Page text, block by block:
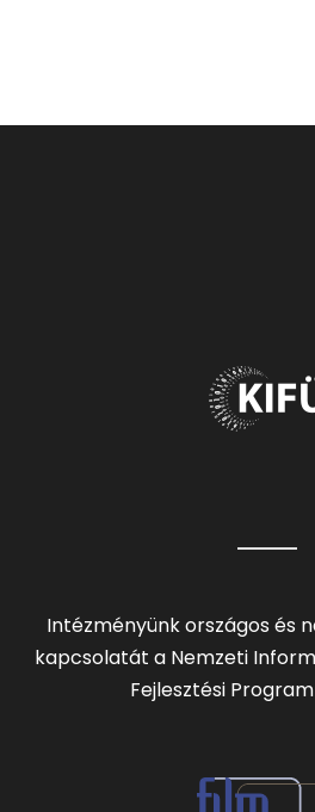
Intézményünk országos és
kapcsolatát a Nemzeti
Fejlesztési